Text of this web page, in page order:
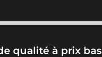
qualité à prix bas